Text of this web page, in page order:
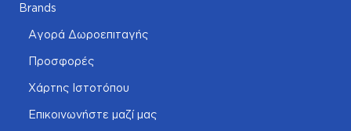
Brands
Αγορά Δωροεπιταγής
Προσφορές
Χάρτης Ιστοτόπου
Επικοινωνήστε μαζί μας